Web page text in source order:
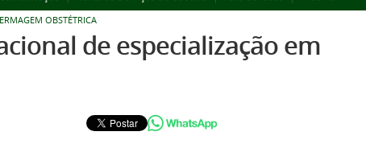
OBSTÉTRICA
de especialização em